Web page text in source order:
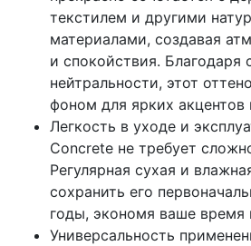
текстилем и другими
материалами, создавая
и спокойствия. Благодаря
нейтральности, этот
фоном для ярких акцентов
Легкость в уходе и
Concrete не требует
Регулярная сухая и
сохранить его
годы, экономя ваше время
Универсальность